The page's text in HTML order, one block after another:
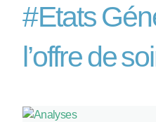
#Etats
l’offre de